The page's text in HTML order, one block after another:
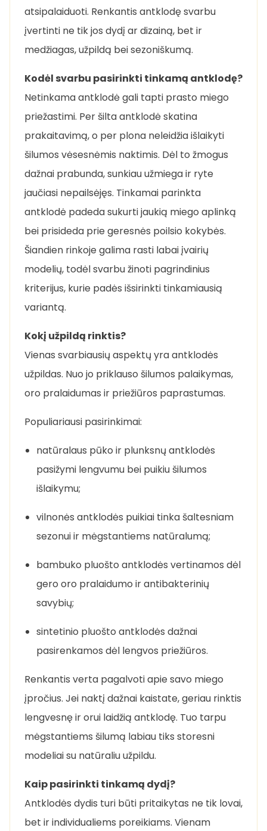
atsipalaiduoti. Renkantis antklodę svarbu
įvertinti ne tik jos dydį ar dizainą, bet ir
medžiagas, užpildą bei sezoniškumą.
Kodėl svarbu pasirinkti tinkamą antklodę?
Netinkama antklodė gali tapti prasto miego
priežastimi. Per šilta antklodė skatina
prakaitavimą, o per plona neleidžia išlaikyti
šilumos vėsesnėmis naktimis. Dėl to žmogus
dažnai prabunda, sunkiau užmiega ir ryte
jaučiasi nepailsėjęs. Tinkamai parinkta
antklodė padeda sukurti jaukią miego aplinką
bei prisideda prie geresnės poilsio kokybės.
Šiandien rinkoje galima rasti labai įvairių
modelių, todėl svarbu žinoti pagrindinius
kriterijus, kurie padės išsirinkti tinkamiausią
variantą.
Kokį užpildą rinktis?
Vienas svarbiausių aspektų yra antklodės
užpildas. Nuo jo priklauso šilumos palaikymas,
oro pralaidumas ir priežiūros paprastumas.
Populiariausi pasirinkimai:
natūralaus pūko ir plunksnų antklodės
pasižymi lengvumu bei puikiu šilumos
išlaikymu;
vilnonės antklodės puikiai tinka šaltesniam
sezonui ir mėgstantiems natūralumą;
bambuko pluošto antklodės vertinamos dėl
gero oro pralaidumo ir antibakterinių
savybių;
sintetinio pluošto antklodės dažnai
pasirenkamos dėl lengvos priežiūros.
Renkantis verta pagalvoti apie savo miego
įpročius. Jei naktį dažnai kaistate, geriau rinktis
lengvesnę ir orui laidžią antklodę. Tuo tarpu
mėgstantiems šilumą labiau tiks storesni
modeliai su natūraliu užpildu.
Kaip pasirinkti tinkamą dydį?
Antklodės dydis turi būti pritaikytas ne tik lovai,
bet ir individualiems poreikiams. Vienam